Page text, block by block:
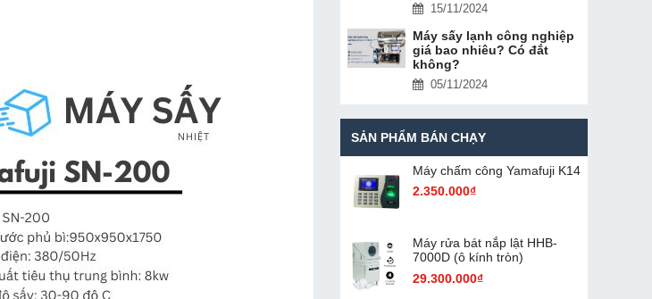
15/11/2024
Máy sấy lạnh công nghiệp
giá bao nhiêu? Có đắt
không?
05/11/2024
SẢN PHẨM BÁN CHẠY
Máy chấm cô​ng Yamafuji K14
2.350.000₫
Máy rửa bát nắp lật HHB-
7000D (ô kính tròn)
29.300.000₫